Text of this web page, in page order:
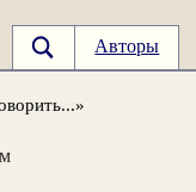
Авторы